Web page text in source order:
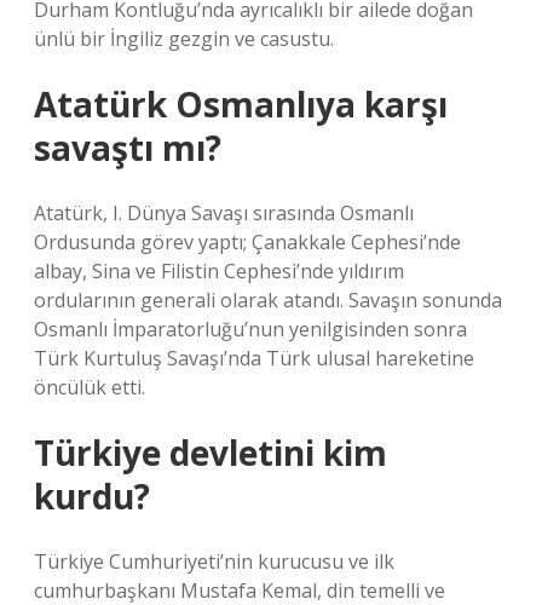
Durham Kontluğu’nda ayrıcalıklı bir ailede doğan
ünlü bir İngiliz gezgin ve casustu.
Atatürk Osmanlıya karşı
savaştı mı?
Atatürk, I. Dünya Savaşı sırasında Osmanlı
Ordusunda görev yaptı; Çanakkale Cephesi’nde
albay, Sina ve Filistin Cephesi’nde yıldırım
ordularının generali olarak atandı. Savaşın sonunda
Osmanlı İmparatorluğu’nun yenilgisinden sonra
Türk Kurtuluş Savaşı’nda Türk ulusal hareketine
öncülük etti.
Türkiye devletini kim
kurdu?
Türkiye Cumhuriyeti’nin kurucusu ve ilk
cumhurbaşkanı Mustafa Kemal, din temelli ve